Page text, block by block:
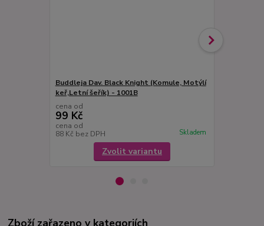
Buddleja Dav. Black Knight (Komule, Motýlí
keř,Letní šeřík) - 1001B
cena od
99 Kč
cena od
88 Kč bez DPH Skladem
Zvolit variantu
Zboží zařazeno v kategoriích